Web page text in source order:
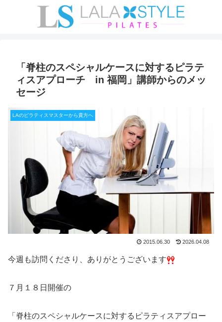
「脊柱のスペシャルケースに対するピラテ
ィスアプローチ in 福岡」講師からのメッ
セージ
LAのピラティスマスターから貴方へ
2015.06.30 2026.04.08
今週も訪問くださり、ありがとうございます
７月１８日開催の
「脊柱のスペシャルケースに対するピラティスアプロー